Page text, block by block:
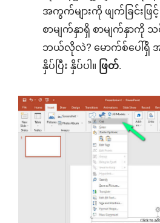
အကွက်များကို ဖျက်ခြင်းဖြ
စာမျက်နှာရှိ စာမျက်နှာကို
ဘယ်လိုလဲ? မောက်စ်ပေါ်
နှိပ်ပြီး နှိပ်ပါ။ ဖြတ်.